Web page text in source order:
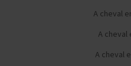
A cheval
A cheval
A cheval